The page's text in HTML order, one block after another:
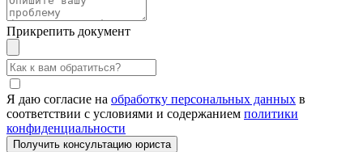
Прикрепить документ
Я даю согласие на обработку персональных данных в
соответствии с условиями и содержанием политики
конфиденциальности